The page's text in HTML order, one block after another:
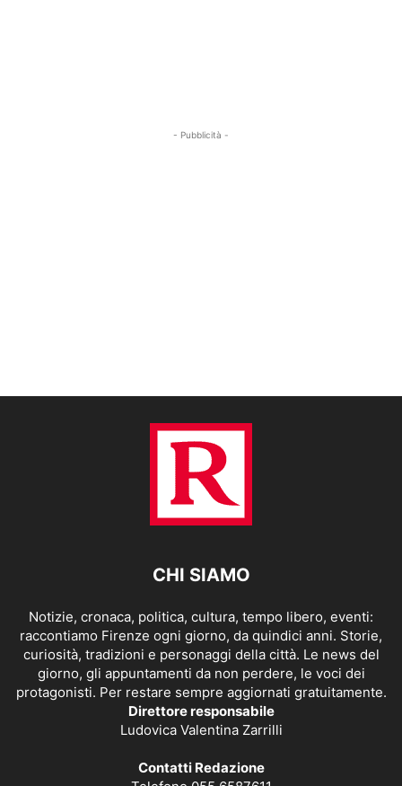
- Pubblicità -
CHI SIAMO
Notizie, cronaca, politica, cultura, tempo libero, eventi:
raccontiamo Firenze ogni giorno, da quindici anni. Storie,
curiosità, tradizioni e personaggi della città. Le news del
giorno, gli appuntamenti da non perdere, le voci dei
protagonisti. Per restare sempre aggiornati gratuitamente.
Direttore responsabile
Ludovica Valentina Zarrilli
Contatti Redazione